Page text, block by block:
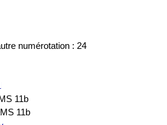
numérotation : 24
11b
11b